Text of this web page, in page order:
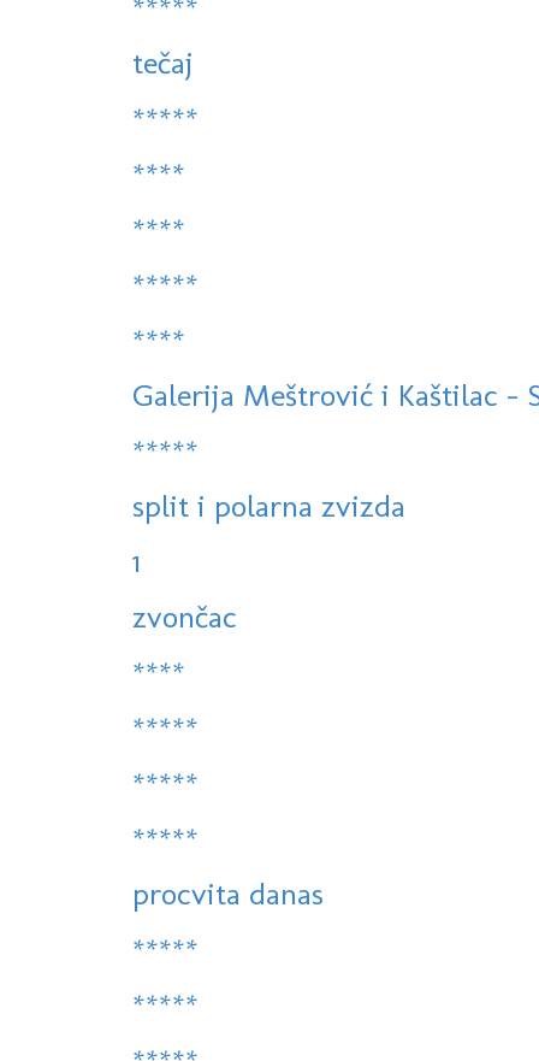
tečaj
*****
****
****
*****
****
Galerija Meštrović i Kaštilac -
*****
split i polarna zvizda
1
zvončac
****
*****
*****
*****
procvita danas
*****
*****